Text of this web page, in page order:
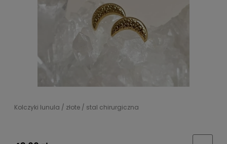
Kolczyki lunula / złote / stal chirurgiczna